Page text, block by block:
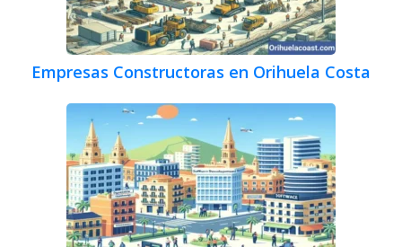
Empresas Constructoras en Orihuela Costa